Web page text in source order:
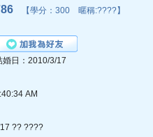
【學分：300 暱稱:????】
日：2010/3/17
AM
?? ????